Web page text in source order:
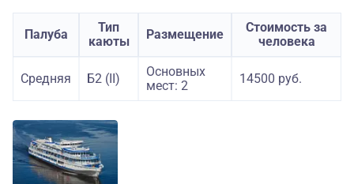
Палуба
Тип
каюты
Размещение
Стоимость за
человека
Средняя Б2 (II)
Основных
мест: 2
14500 руб.